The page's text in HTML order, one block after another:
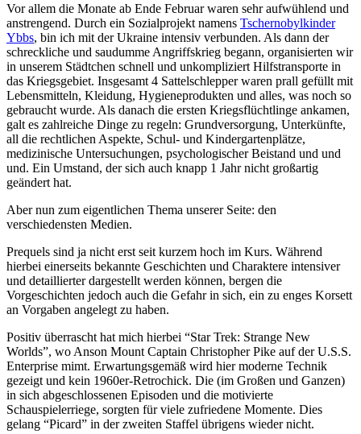
Vor allem die Monate ab Ende Februar waren sehr aufwühlend und
anstrengend. Durch ein Sozialprojekt namens Tschernobylkinder
Ybbs, bin ich mit der Ukraine intensiv verbunden. Als dann der
schreckliche und saudumme Angriffskrieg begann, organisierten wir
in unserem Städtchen schnell und unkompliziert Hilfstransporte in
das Kriegsgebiet. Insgesamt 4 Sattelschlepper waren prall gefüllt mit
Lebensmitteln, Kleidung, Hygieneprodukten und alles, was noch so
gebraucht wurde. Als danach die ersten Kriegsflüchtlinge ankamen,
galt es zahlreiche Dinge zu regeln: Grundversorgung, Unterkünfte,
all die rechtlichen Aspekte, Schul- und Kindergartenplätze,
medizinische Untersuchungen, psychologischer Beistand und und
und. Ein Umstand, der sich auch knapp 1 Jahr nicht großartig
geändert hat.
Aber nun zum eigentlichen Thema unserer Seite: den
verschiedensten Medien.
Prequels sind ja nicht erst seit kurzem hoch im Kurs. Während
hierbei einerseits bekannte Geschichten und Charaktere intensiver
und detaillierter dargestellt werden können, bergen die
Vorgeschichten jedoch auch die Gefahr in sich, ein zu enges Korsett
an Vorgaben angelegt zu haben.
Positiv überrascht hat mich hierbei “Star Trek: Strange New
Worlds”, wo Anson Mount Captain Christopher Pike auf der U.S.S.
Enterprise mimt. Erwartungsgemäß wird hier moderne Technik
gezeigt und kein 1960er-Retrochick. Die (im Großen und Ganzen)
in sich abgeschlossenen Episoden und die motivierte
Schauspielerriege, sorgten für viele zufriedene Momente. Dies
gelang “Picard” in der zweiten Staffel übrigens wieder nicht.